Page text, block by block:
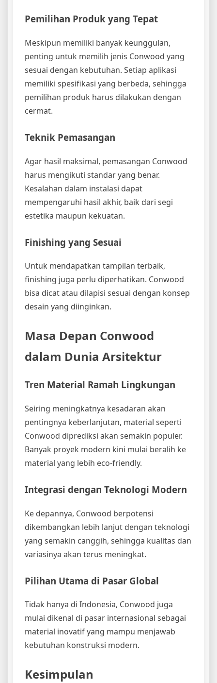
Pemilihan Produk yang Tepat
Meskipun memiliki banyak keunggulan,
penting untuk memilih jenis Conwood yang
sesuai dengan kebutuhan. Setiap aplikasi
memiliki spesifikasi yang berbeda, sehingga
pemilihan produk harus dilakukan dengan
cermat.
Teknik Pemasangan
Agar hasil maksimal, pemasangan Conwood
harus mengikuti standar yang benar.
Kesalahan dalam instalasi dapat
mempengaruhi hasil akhir, baik dari segi
estetika maupun kekuatan.
Finishing yang Sesuai
Untuk mendapatkan tampilan terbaik,
finishing juga perlu diperhatikan. Conwood
bisa dicat atau dilapisi sesuai dengan konsep
desain yang diinginkan.
Masa Depan Conwood
dalam Dunia Arsitektur
Tren Material Ramah Lingkungan
Seiring meningkatnya kesadaran akan
pentingnya keberlanjutan, material seperti
Conwood diprediksi akan semakin populer.
Banyak proyek modern kini mulai beralih ke
material yang lebih eco-friendly.
Integrasi dengan Teknologi Modern
Ke depannya, Conwood berpotensi
dikembangkan lebih lanjut dengan teknologi
yang semakin canggih, sehingga kualitas dan
variasinya akan terus meningkat.
Pilihan Utama di Pasar Global
Tidak hanya di Indonesia, Conwood juga
mulai dikenal di pasar internasional sebagai
material inovatif yang mampu menjawab
kebutuhan konstruksi modern.
Kesimpulan